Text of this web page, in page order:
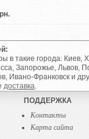
в такие города: Киев,
Запорожье, Львов,
Ивано-Франковск и
доставка
ПОДДЕРЖКА
Контакты
Карта сайта